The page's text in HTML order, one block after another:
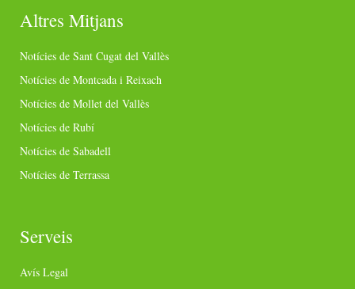
Altres Mitjans
Notícies de Sant Cugat del Vallès
Notícies de Montcada i Reixach
Notícies de Mollet del Vallès
Notícies de Rubí
Notícies de Sabadell
Notícies de Terrassa
Serveis
Avís Legal